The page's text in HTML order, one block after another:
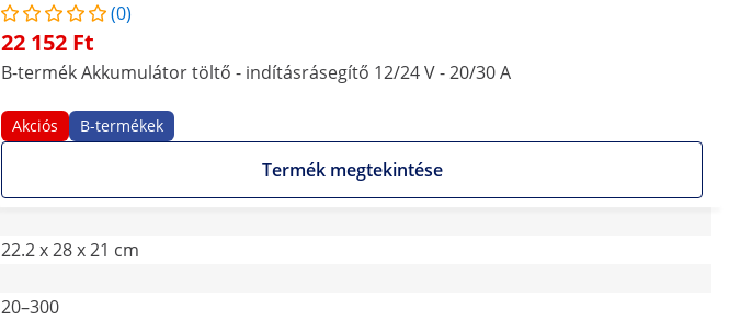
(0)
22 152 Ft
B-termék Akkumulátor töltő - indításrásegítő 12/24 V - 20/30 A
Akciós B-termékek
Termék megtekintése
22.2 x 28 x 21 cm
20–300